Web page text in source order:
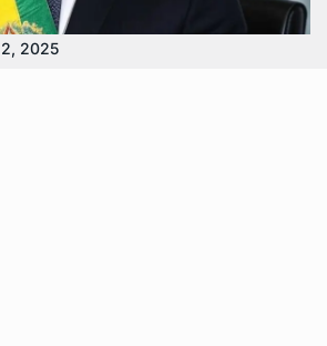
2025